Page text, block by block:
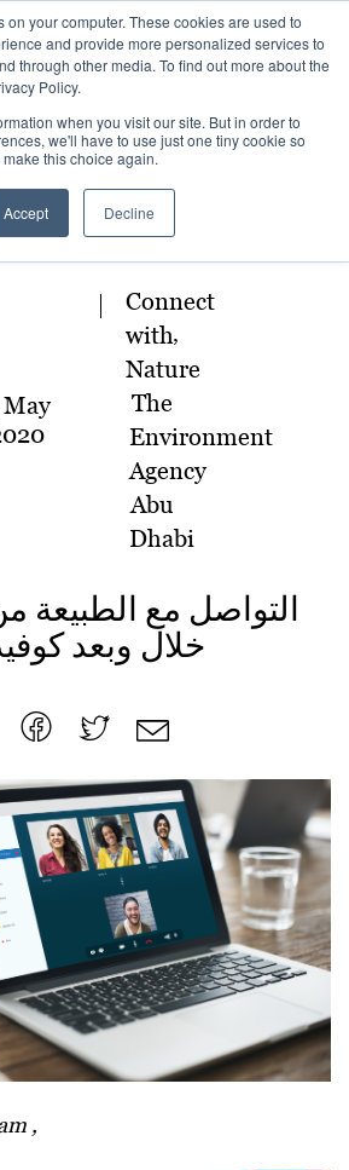
on your computer. These cookies are used to
and provide more personalized services to
through other media. To find out more about the
Policy.
when you visit our site. But in order to
we'll have to use just one tiny cookie so
this choice again.
Accept Decline
May
Connect
with
Nature
,
The
Environment
Agency
Abu
Dhabi
التواصل مع الطبيعة
خلال وبعد
,